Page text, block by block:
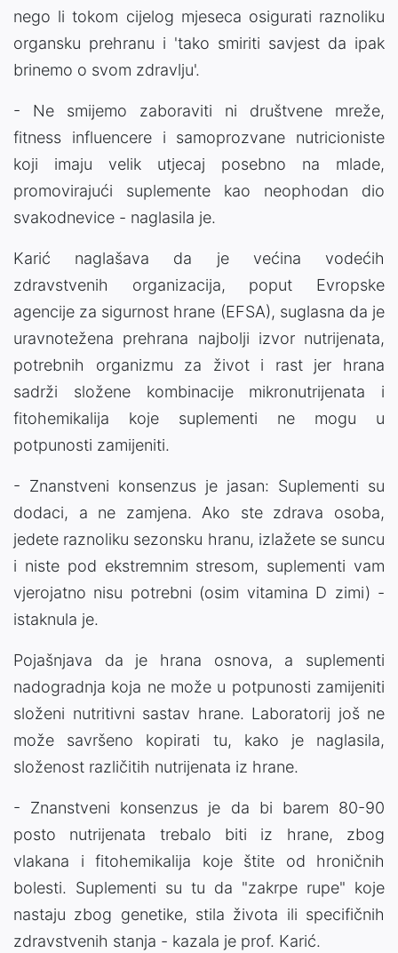
nego li tokom cijelog mjeseca osigurati raznoliku
organsku prehranu i 'tako smiriti savjest da ipak
brinemo o svom zdravlju'.
- Ne smijemo zaboraviti ni društvene mreže,
fitness influencere i samoprozvane nutricioniste
koji imaju velik utjecaj posebno na mlade,
promovirajući suplemente kao neophodan dio
svakodnevice - naglasila je.
Karić naglašava da je većina vodećih
zdravstvenih organizacija, poput Evropske
agencije za sigurnost hrane (EFSA), suglasna da je
uravnotežena prehrana najbolji izvor nutrijenata,
potrebnih organizmu za život i rast jer hrana
sadrži složene kombinacije mikronutrijenata i
fitohemikalija koje suplementi ne mogu u
potpunosti zamijeniti.
- Znanstveni konsenzus je jasan: Suplementi su
dodaci, a ne zamjena. Ako ste zdrava osoba,
jedete raznoliku sezonsku hranu, izlažete se suncu
i niste pod ekstremnim stresom, suplementi vam
vjerojatno nisu potrebni (osim vitamina D zimi) -
istaknula je.
Pojašnjava da je hrana osnova, a suplementi
nadogradnja koja ne može u potpunosti zamijeniti
složeni nutritivni sastav hrane. Laboratorij još ne
može savršeno kopirati tu, kako je naglasila,
složenost različitih nutrijenata iz hrane.
- Znanstveni konsenzus je da bi barem 80-90
posto nutrijenata trebalo biti iz hrane, zbog
vlakana i fitohemikalija koje štite od hroničnih
bolesti. Suplementi su tu da "zakrpe rupe" koje
nastaju zbog genetike, stila života ili specifičnih
zdravstvenih stanja - kazala je prof. Karić.